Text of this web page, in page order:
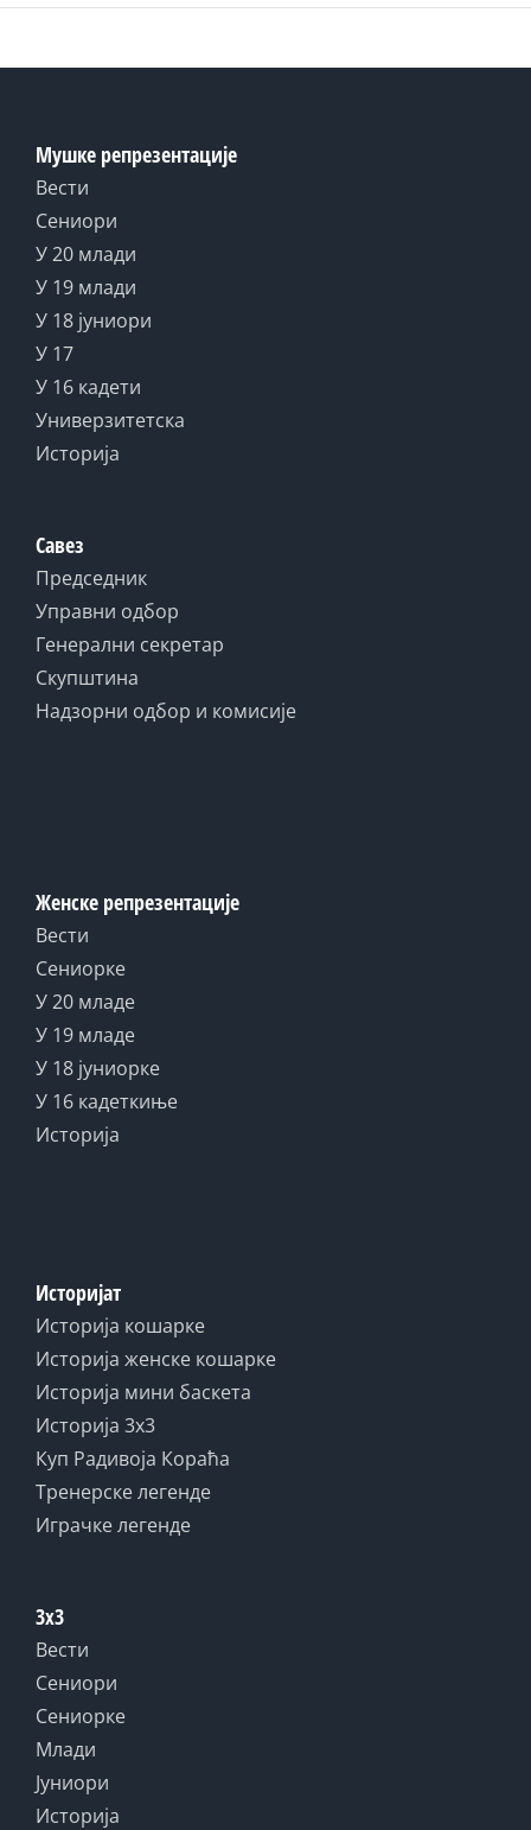
Мушке репрезентације
Вести
Сениори
У 20 млади
У 19 млади
У 18 јуниори
У 17
У 16 кадети
Универзитетска
Историја
Савез
Председник
Управни одбор
Генерални секретар
Скупштина
Надзорни одбор и комисије
Женске репрезентације
Вести
Сениорке
У 20 младе
У 19 младе
У 18 јуниорке
У 16 кадеткиње
Историја
Историјат
Историја кошарке
Историја женске кошарке
Историја мини баскета
Историја 3x3
Куп Радивоја Кораћа
Тренерске легенде
Играчке легенде
3x3
Вести
Сениори
Сениорке
Млади
Јуниори
Историја